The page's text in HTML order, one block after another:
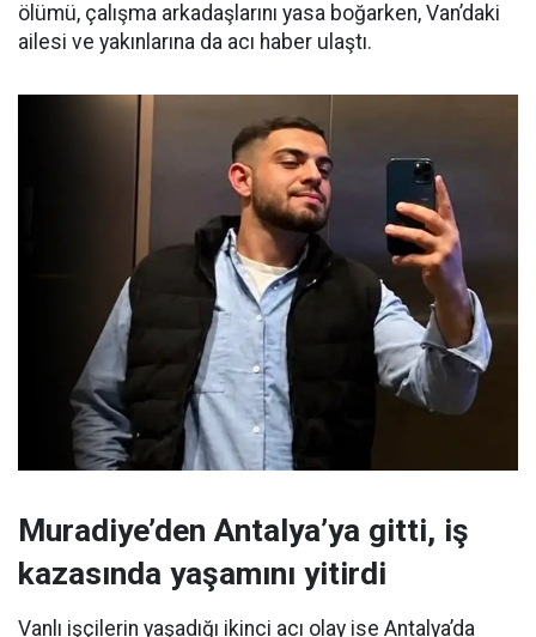
ölümü, çalışma arkadaşlarını yasa boğarken, Van’daki
ailesi ve yakınlarına da acı haber ulaştı.
Muradiye’den Antalya’ya gitti, iş
kazasında yaşamını yitirdi
Vanlı işçilerin yaşadığı ikinci acı olay ise Antalya’da